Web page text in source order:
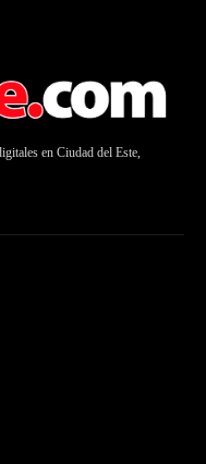
en Ciudad del Este,